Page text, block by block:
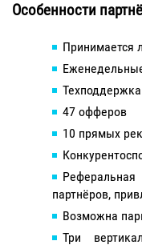
Особенности
Принимается
47 офферов
10 прямых
партнёров,
Возможна
Три